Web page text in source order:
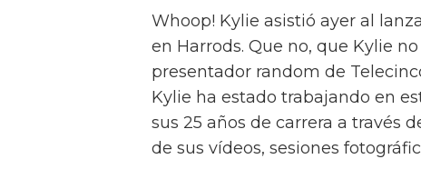
Whoop! Kylie asistió ayer al
en Harrods. Que no, que Kylie
presentador random de
Kylie ha estado trabajando en
sus 25 años de carrera a través
de sus vídeos, sesiones